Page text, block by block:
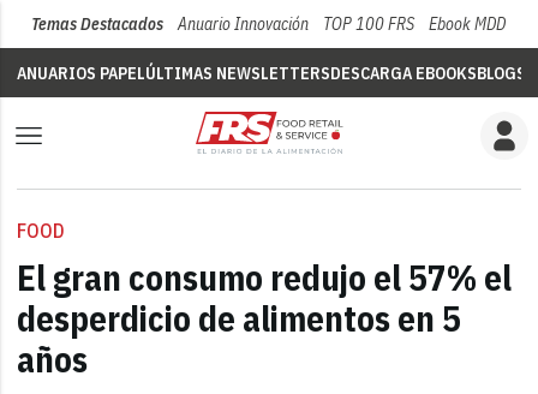
Temas Destacados Anuario Innovación TOP 100 FRS Ebook MDD
ANUARIOS PAPELÚLTIMAS NEWSLETTERSDESCARGA EBOOKSBLOGS
FOOD
El gran consumo redujo el 57% el
desperdicio de alimentos en 5
años